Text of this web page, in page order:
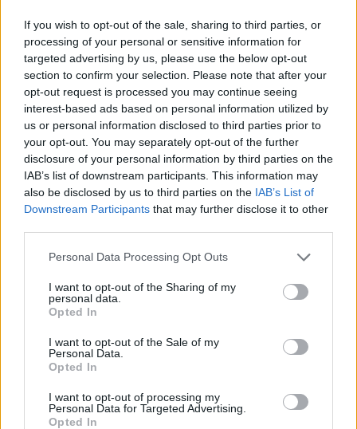
If you wish to opt-out of the sale, sharing to third parties, or
processing of your personal or sensitive information for
targeted advertising by us, please use the below opt-out
section to confirm your selection. Please note that after your
opt-out request is processed you may continue seeing
interest-based ads based on personal information utilized by
us or personal information disclosed to third parties prior to
your opt-out. You may separately opt-out of the further
disclosure of your personal information by third parties on the
IAB’s list of downstream participants. This information may
also be disclosed by us to third parties on the IAB’s List of
Downstream Participants that may further disclose it to other
Personal Data Processing Opt Outs
I want to opt-out of the Sharing of my
personal data.
Opted In
I want to opt-out of the Sale of my
Personal Data.
Opted In
I want to opt-out of processing my
Personal Data for Targeted Advertising.
Opted In
autentici e promuovere la socializzazione, fondata nel
2017, oggi ComeHome conta circa 500.000 iscritti in
tutta Italia e offre una piattaforma dove gli utenti
possono partecipare e organizzare ad oltre 1.500
eventi al mese in base ai propri interessi e passioni.
Con il lancio della nuova linea travel, ComeHome
continua a espandere la sua offerta, portando la sua
community a esplorare il mondo insieme. Gli obiettivi
futuri sono orientati verso il consolidamento del
posizionamento in Italia, per poi puntare
all’internalizzazione all’estero. “Puntiamo ad affermarci
come punto di riferimento nel settore in Italia per poi
aprirci verso il mercato straniero", affermano i founder.
COMMUNITY, INFLUENCER & CREATORS MARKETING